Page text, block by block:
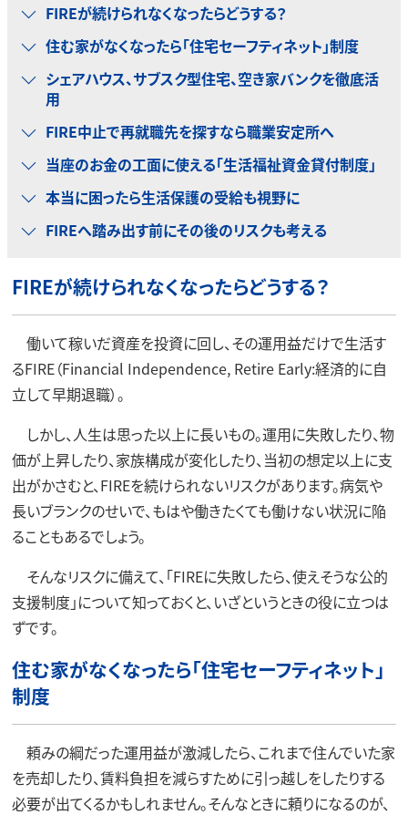
FIREが続けられなくなったらどうする？
住む家がなくなったら「住宅セーフティネット」制度
シェアハウス、サブスク型住宅、空き家バンクを徹底活
用
FIRE中止で再就職先を探すなら職業安定所へ
当座のお金の工面に使える「生活福祉資金貸付制度」
本当に困ったら生活保護の受給も視野に
FIREへ踏み出す前にその後のリスクも考える
FIREが続けられなくなったらどうする？
働いて稼いだ資産を投資に回し、その運用益だけで生活す
るFIRE（Financial Independence, Retire Early:経済的に自
立して早期退職）。
しかし、人生は思った以上に長いもの。運用に失敗したり、物
価が上昇したり、家族構成が変化したり、当初の想定以上に支
出がかさむと、FIREを続けられないリスクがあります。病気や
長いブランクのせいで、もはや働きたくても働けない状況に陥
ることもあるでしょう。
そんなリスクに備えて、「FIREに失敗したら、使えそうな公的
支援制度」について知っておくと、いざというときの役に立つは
ずです。
住む家がなくなったら「住宅セーフティネット」
制度
頼みの綱だった運用益が激減したら、これまで住んでいた家
を売却したり、賃料負担を減らすために引っ越しをしたりする
必要が出てくるかもしれません。そんなときに頼りになるのが、